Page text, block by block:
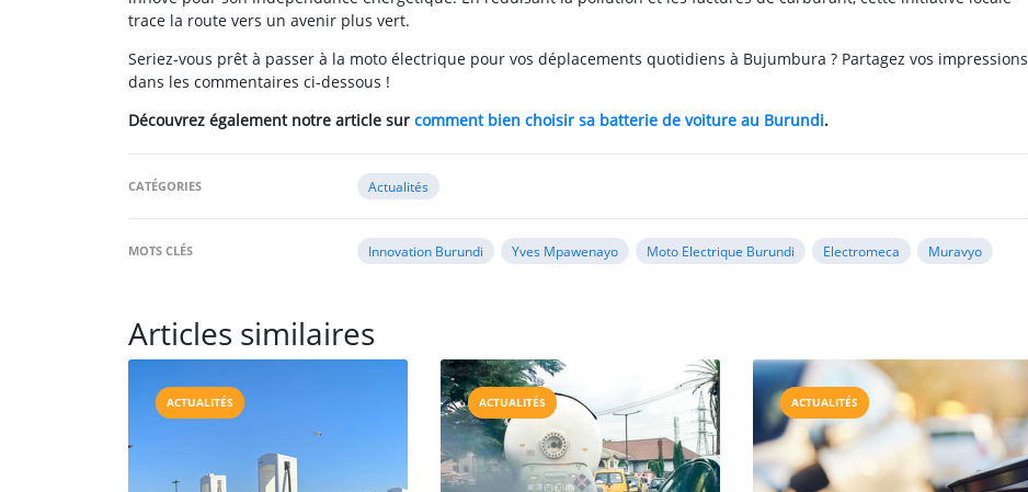
trace la route vers un avenir plus vert.
Seriez-vous prêt à passer à la moto électrique pour vos déplacements quotidiens à Bujumbura ? Partagez vos impressions
dans les commentaires ci-dessous !
Découvrez également notre article sur comment bien choisir sa batterie de voiture au Burundi.
CATÉGORIES Actualités
MOTS CLÉS Innovation Burundi Yves Mpawenayo Moto Electrique Burundi Electromeca Muravyo
Articles similaires
ACTUALITÉS ACTUALITÉS ACTUALITÉS